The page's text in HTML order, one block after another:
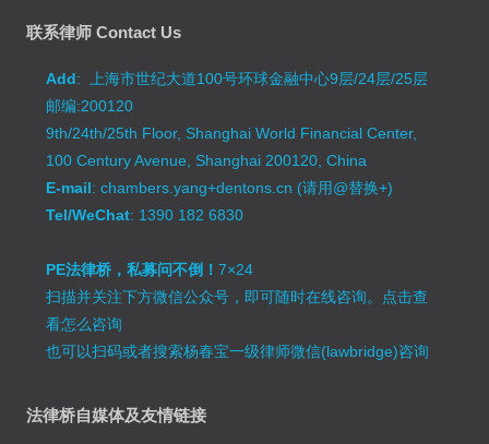
联系律师 Contact Us
Add: 上海市世纪大道100号环球金融中心9层/24层/25层
邮编:200120
9th/24th/25th Floor, Shanghai World Financial Center,
100 Century Avenue, Shanghai 200120, China
E-mail: chambers.yang+dentons.cn (请用@替换+)
Tel/WeChat: 1390 182 6830
PE法律桥，私募问不倒！7×24
扫描并关注下方微信公众号，即可随时在线咨询。 点击查
看怎么咨询
也可以扫码或者搜索杨春宝一级律师微信(lawbridge)咨询
法律桥自媒体及友情链接